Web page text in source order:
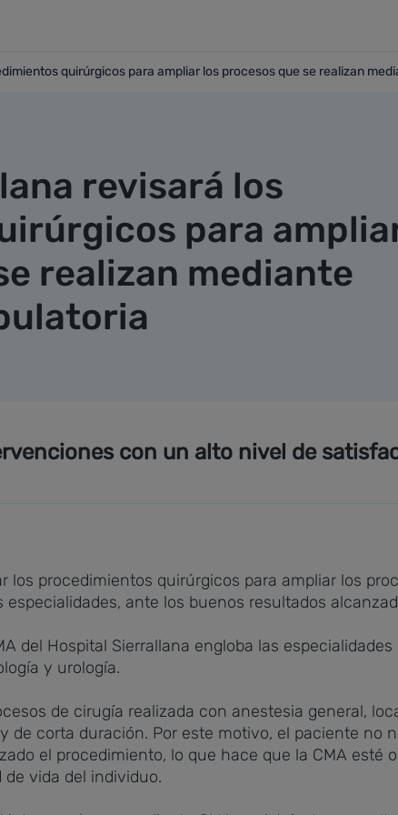
quirúrgicos para ampliar los procesos que
quirúrgicos para ampliar los procesos que se realizan
revisará los
para
realizan mediante
con un alto nivel de
los procedimientos quirúrgicos para ampliar los
ante los buenos resultados
del Hospital Sierrallana engloba las
y urología.
de cirugía realizada con anestesia general,
de corta duración. Por este motivo, el paciente no
el procedimiento, lo que hace que la CMA esté
vida del individuo.